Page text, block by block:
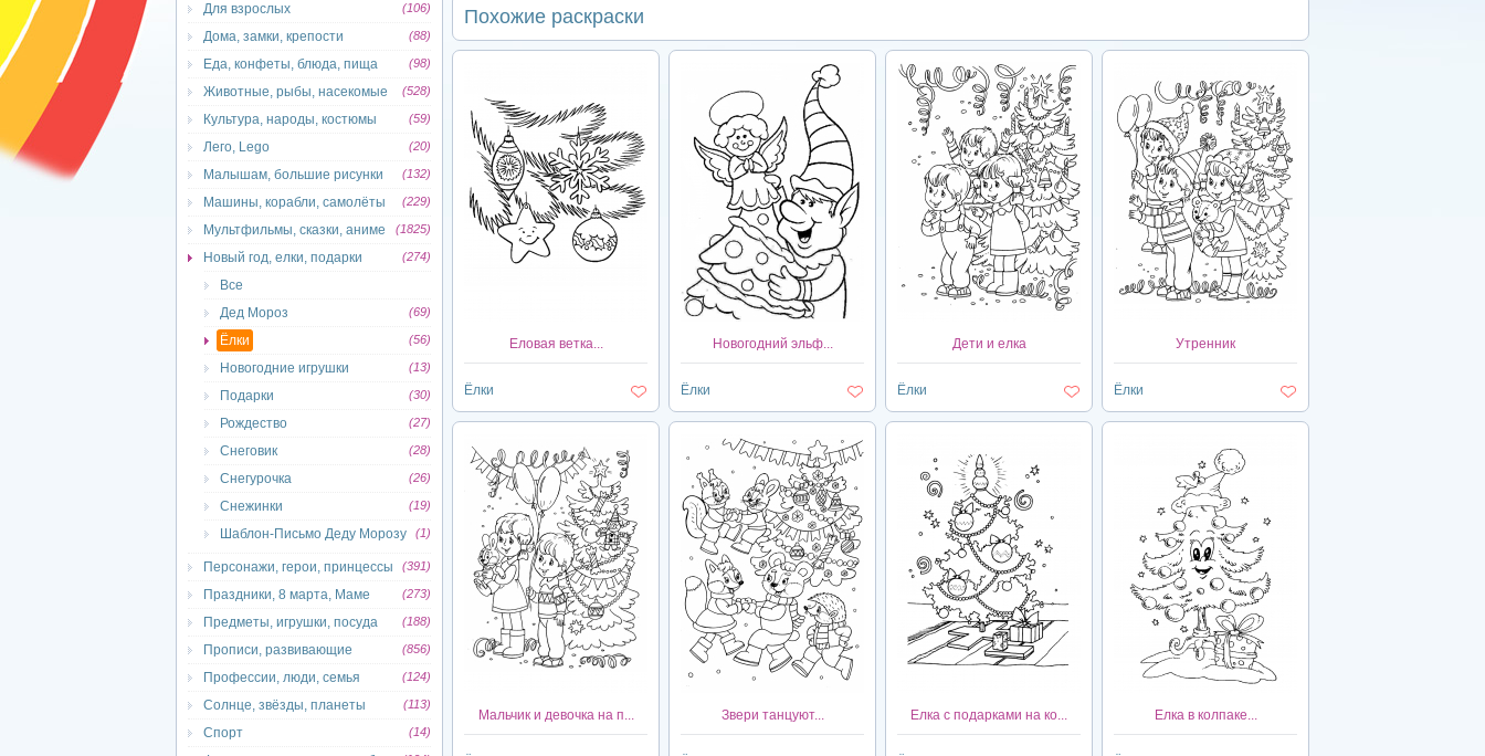
Для взрослых (106)
Дома, замки, крепости (88)
Еда, конфеты, блюда, пища (98)
Животные, рыбы, насекомые (528)
Культура, народы, костюмы (59)
Лего, Lego (20)
Малышам, большие рисунки (132)
Машины, корабли, самолёты (229)
Мультфильмы, сказки, аниме (1825)
Новый год, елки, подарки (274)
Все
Дед Мороз
(69)
Ёлки (56)
Новогодние игрушки (13)
Подарки (30)
Рождество (27)
Снеговик (28)
Снегурочка (26)
Снежинки (19)
Шаблон-Письмо Деду Морозу (1)
Персонажи, герои, принцессы (391)
Праздники, 8 марта, Маме (273)
Предметы, игрушки, посуда (188)
Прописи, развивающие (856)
Профессии, люди, семья (124)
Солнце, звёзды, планеты (113)
Спорт (14)
Похожие раскраски
Еловая ветка...
Ёлки
Новогодний эльф...
Ёлки
Дети и елка
Ёлки
Утренник
Ёлки
Мальчик и девочка на п... Звери танцуют... Елка с подарками на ко... Елка в колпаке...